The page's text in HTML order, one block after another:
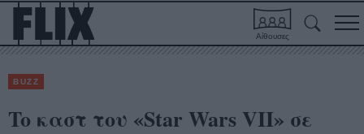
Αίθουσες
BUZZ
To καστ του «Star Wars VII» σε